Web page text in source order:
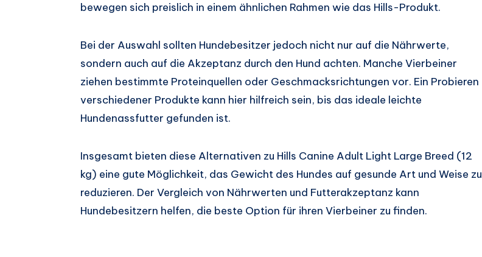
bewegen sich preislich in einem ähnlichen Rahmen wie das Hills-Produkt.
Bei der Auswahl sollten Hundebesitzer jedoch nicht nur auf die Nährwerte,
sondern auch auf die Akzeptanz durch den Hund achten. Manche Vierbeiner
ziehen bestimmte Proteinquellen oder Geschmacksrichtungen vor. Ein Probieren
verschiedener Produkte kann hier hilfreich sein, bis das ideale leichte
Hundenassfutter gefunden ist.
Insgesamt bieten diese Alternativen zu Hills Canine Adult Light Large Breed (12
kg) eine gute Möglichkeit, das Gewicht des Hundes auf gesunde Art und Weise zu
reduzieren. Der Vergleich von Nährwerten und Futterakzeptanz kann
Hundebesitzern helfen, die beste Option für ihren Vierbeiner zu finden.